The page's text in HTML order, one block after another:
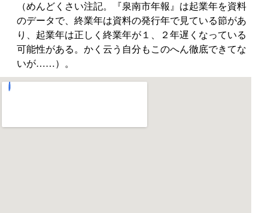
（めんどくさい注記。『泉南市年報』は起業年を資料
のデータで、終業年は資料の発行年で見ている節があ
り、起業年は正しく終業年が１、２年遅くなっている
可能性がある。かく云う自分もこのへん徹底できてな
いが……）。